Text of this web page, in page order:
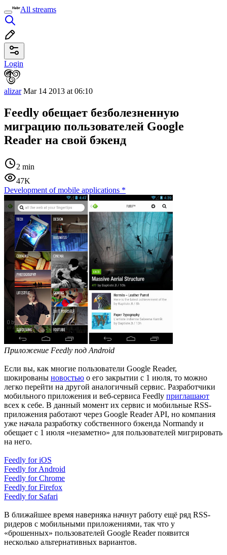
All streams
Login
alizarMar 14 2013 at 06:10
Feedly обещает безболезненную
миграцию пользователей Google
Reader на свой бэкенд
2 min
47K
Development of mobile applications *
Приложение Feedly под Android
Если вы, как многие пользователи Google Reader,
шокированы новостью о его закрытии с 1 июля, то можно
легко перейти на другой аналогичный сервис. Разработчики
мобильного приложения и веб-сервиса Feedly приглашают
всех к себе. В данный момент их сервис и мобильные RSS-
приложения работают через Google Reader API, но компания
уже начала разработку собственного бэкенда Normandy и
обещает с 1 июля «незаметно» для пользователей мигрировать
на него.
Feedly for iOS
Feedly for Android
Feedly for Chrome
Feedly for Firefox
Feedly for Safari
В ближайшее время наверняка начнут работу ещё ряд RSS-
ридеров с мобильными приложениями, так что у
«брошенных» пользователей Google Reader появится
несколько альтернативных вариантов.